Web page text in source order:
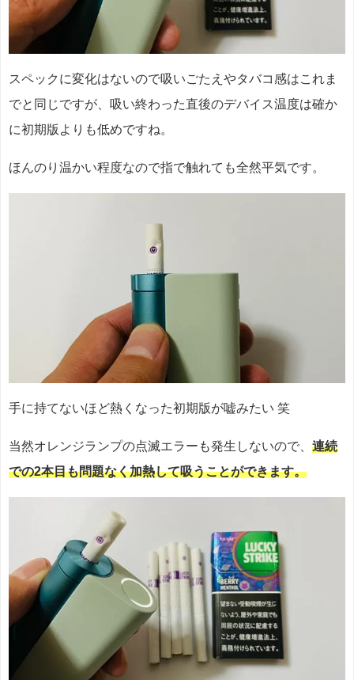
スペックに変化はないので吸いごたえやタバコ感はこれま
でと同じですが、吸い終わった直後のデバイス温度は確か
に初期版よりも低めですね。
ほんのり温かい程度なので指で触れても全然平気です。
手に持てないほど熱くなった初期版が嘘みたい 笑
当然オレンジランプの点滅エラーも発生しないので、 連続
での2本目も問題なく加熱して吸うことができます。